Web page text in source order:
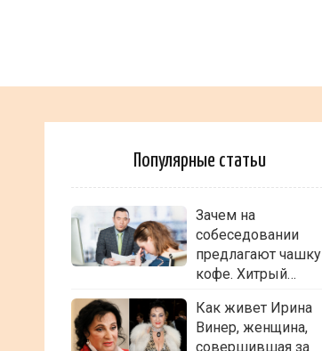
Популярные статьи
Зачем на
собеседовании
предлагают чашку
кофе. Хитрый…
Как живет Ирина
Винер, женщина,
совершившая за